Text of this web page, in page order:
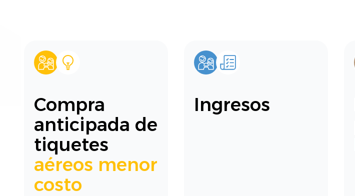
Compra
anticipada de
tiquetes
aéreos menor
costo
Ingresos